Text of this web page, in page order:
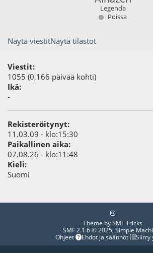
Legenda
Poissa
Näytä viestitNäytä tilastot
Viestit:
1055 (0,166 päivää kohti)
Ikä:
-
Rekisteröitynyt:
11.03.09 - klo:15:30
Paikallinen aika:
07.08.26 - klo:11:48
Kieli:
Suomi
Theme bySMF Tricks
SMF 2.1.6 © 2025, Simple
Ohjeet
Ehdot ja säännöt Siirry